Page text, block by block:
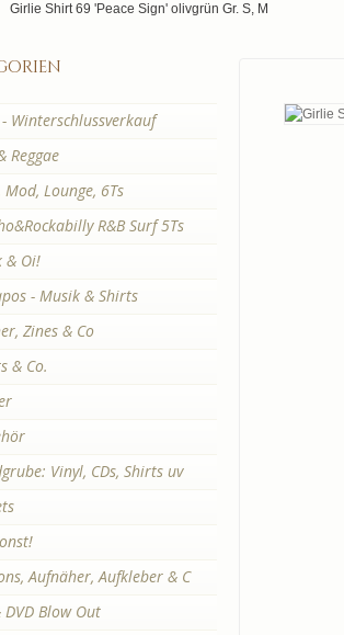
Girlie Shirt 69 'Peace Sign' olivgrün Gr. S, M
- Winterschlussverkauf
Reggae
Mod, Lounge, 6Ts
R&B Surf 5Ts
& Oi!
- Musik & Shirts
Zines & Co
& Co.
Vinyl, CDs, Shirts uv
Aufnäher, Aufkleber & C
DVD Blow Out